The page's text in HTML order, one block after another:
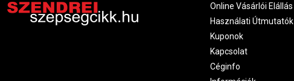
Online Vásárlói Elállás
Használati Útmutatók
Kuponok
Kapcsolat
Céginfo